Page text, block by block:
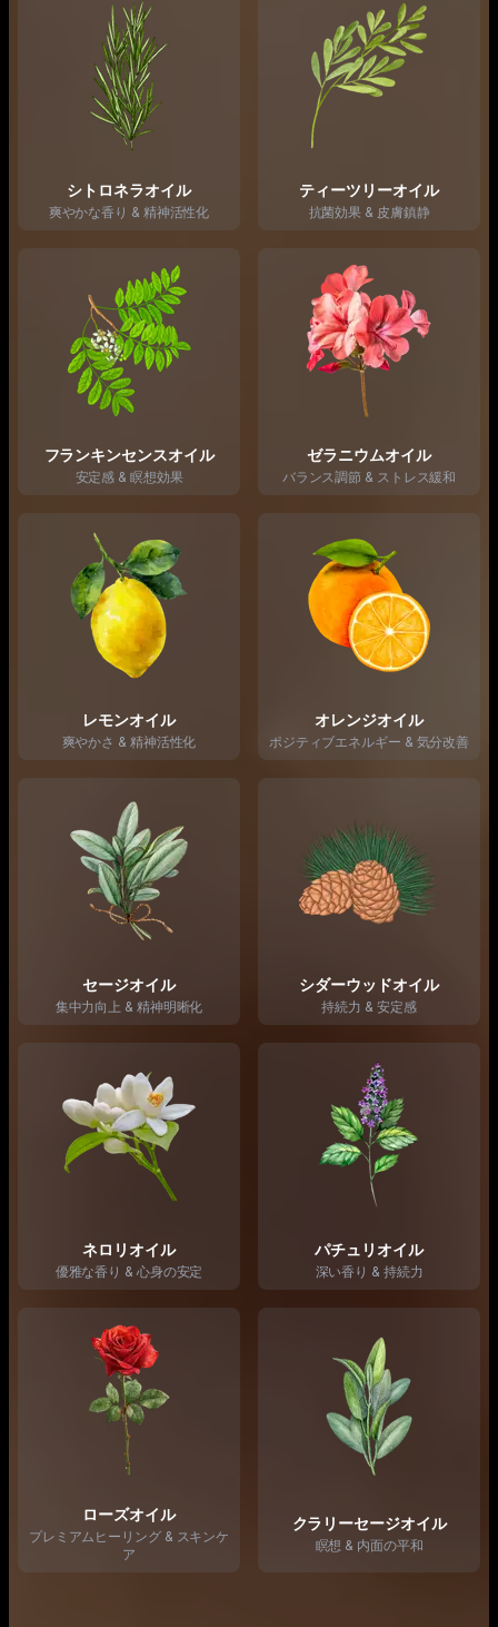
シトロネラオイル
爽やかな香り & 精神活性化
ティーツリーオイル
抗菌効果 & 皮膚鎮静
フランキンセンスオイル
安定感 & 瞑想効果
ゼラニウムオイル
バランス調節 & ストレス緩和
レモンオイル
爽やかさ & 精神活性化
オレンジオイル
ポジティブエネルギー & 気分改善
セージオイル
集中力向上 & 精神明晰化
シダーウッドオイル
持続力 & 安定感
ネロリオイル
優雅な香り & 心身の安定
パチュリオイル
深い香り & 持続力
ローズオイル
プレミアムヒーリング & スキンケ
ア
クラリーセージオイル
瞑想 & 内面の平和